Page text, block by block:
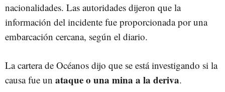
nacionalidades. Las autoridades dijeron que la
información del incidente fue proporcionada por una
embarcación cercana, según el diario.
La cartera de Océanos dijo que se está investigando si la
causa fue un ataque o una mina a la deriva.